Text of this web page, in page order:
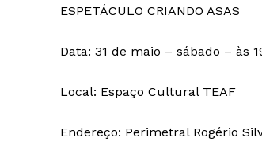
ESPETÁCULO CRIANDO ASAS
Data: 31 de maio – sábado – às
Local: Espaço Cultural TEAF
Endereço: Perimetral Rogério